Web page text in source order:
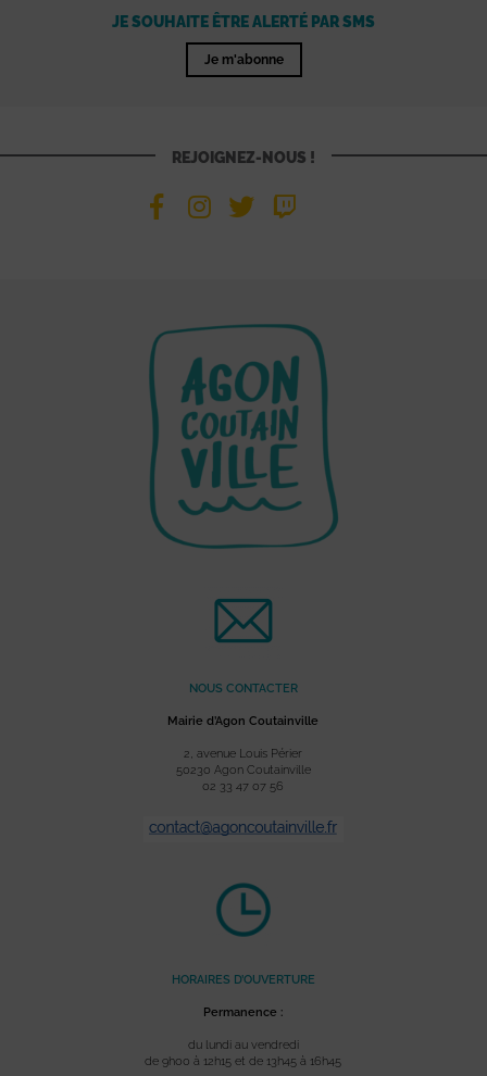
JE SOUHAITE ÊTRE ALERTÉ PAR SMS
Je m'abonne
REJOIGNEZ-NOUS !
NOUS CONTACTER
Mairie d’Agon Coutainville
2, avenue Louis Périer
50230 Agon Coutainville
02 33 47 07 56
HORAIRES D’OUVERTURE
Permanence :
du lundi au vendredi
de 9h00 à 12h15 et de 13h45 à 16h45